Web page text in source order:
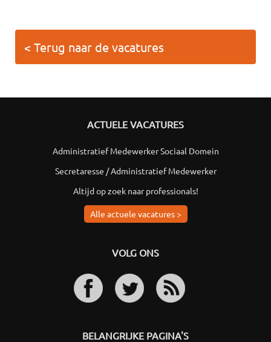
< Terug naar de vacatures
ACTUELE VACATURES
Administratief Medewerker Sociaal Domein
Secretaresse / Administratief Medewerker
Altijd op zoek naar professionals!
Alle actuele vacatures >
VOLG ONS
BELANGRIJKE PAGINA'S